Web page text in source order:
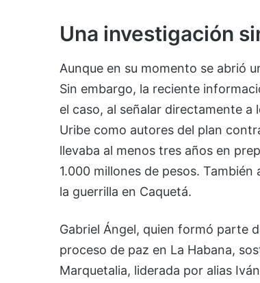
Una investigación
Aunque en su momento se abrió
Sin embargo, la reciente
el caso, al señalar directamente
Uribe como autores del plan
llevaba al menos tres años en
1.000 millones de pesos.
la guerrilla en Caquetá.
Gabriel Ángel, quien formó parte
proceso de paz en La Habana,
Marquetalia, liderada por alias